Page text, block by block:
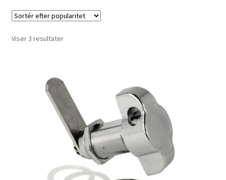
Databeskyttelse
Indkøbskurv
Træk dig ud af kontrakten
Viser 3 resultaterSorteret